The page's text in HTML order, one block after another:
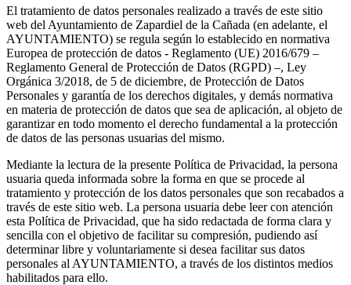
El tratamiento de datos personales realizado a través de este sitio
web del Ayuntamiento de Zapardiel de la Cañada (en adelante, el
AYUNTAMIENTO) se regula según lo establecido en normativa
Europea de protección de datos - Reglamento (UE) 2016/679 –
Reglamento General de Protección de Datos (RGPD) –, Ley
Orgánica 3/2018, de 5 de diciembre, de Protección de Datos
Personales y garantía de los derechos digitales, y demás normativa
en materia de protección de datos que sea de aplicación, al objeto de
garantizar en todo momento el derecho fundamental a la protección
de datos de las personas usuarias del mismo.
Mediante la lectura de la presente Política de Privacidad, la persona
usuaria queda informada sobre la forma en que se procede al
tratamiento y protección de los datos personales que son recabados a
través de este sitio web. La persona usuaria debe leer con atención
esta Política de Privacidad, que ha sido redactada de forma clara y
sencilla con el objetivo de facilitar su compresión, pudiendo así
determinar libre y voluntariamente si desea facilitar sus datos
personales al AYUNTAMIENTO, a través de los distintos medios
habilitados para ello.